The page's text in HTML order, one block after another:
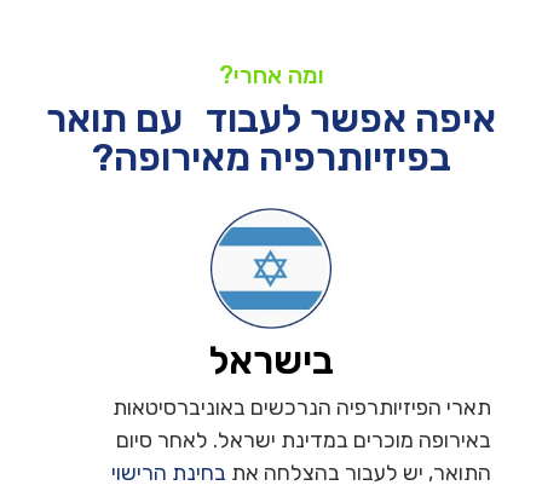
ומה אחרי?
איפה אפשר לעבוד עם תואר
בפיזיותרפיה מאירופה?
בישראל
תארי הפיזיותרפיה הנרכשים באוניברסיטאות
באירופה מוכרים במדינת ישראל. לאחר סיום
התואר, יש לעבור בהצלחה את בחינת הרישוי